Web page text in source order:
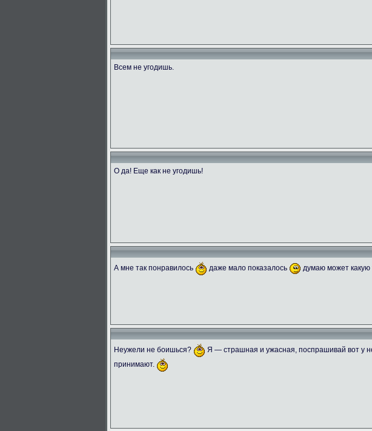
Всем не угодишь.
О да! Еще как не угодишь!
А мне так понравилось
даже мало показалось думаю может какую
Неужели не боишься?
Я — страшная и ужасная, поспрашивай вот у
принимают.